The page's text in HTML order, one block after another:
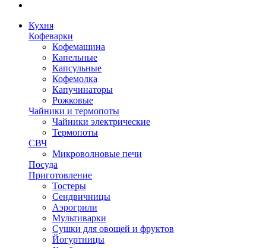
Кухня
Кофеварки
Кофемашина
Капельные
Капсульные
Кофемолка
Капучинаторы
Рожковые
Чайники и термопоты
Чайники электрические
Термопоты
СВЧ
Микроволновые печи
Посуда
Приготовление
Тостеры
Сендвичницы
Аэрогрили
Мультиварки
Сушки для овощей и фруктов
Йогуртницы